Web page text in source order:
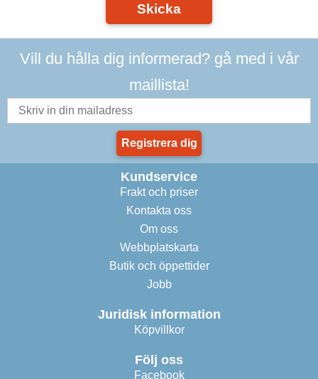
Skicka
Vill du hålla dig informerad? gå med i vår
maillista!
Registrera dig
Kundservice
Frakt och priser
Kontakta oss
Om oss
Webbplatskarta
Butik och öppettider
Jobb
Juridisk information
Köpvillkor
Följ oss
Facebook